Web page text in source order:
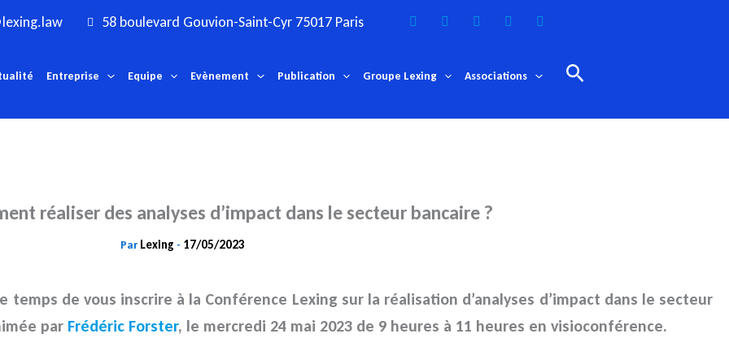
58 boulevard Gouvion-Saint-Cyr 75017 Paris
Entreprise Equipe Evènement Publication Groupe Lexing Associations Rechercher
réaliser des analyses d’impact dans le secteur bancaire ?
Par Lexing - 17/05/2023
temps de vous inscrire à la Conférence Lexing sur la réalisation d’analyses d’impact dans le secteur
par Frédéric Forster, le mercredi 24 mai 2023 de 9 heures à 11 heures en visioconférence.